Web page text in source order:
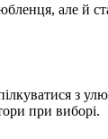
але й
з
при виборі.